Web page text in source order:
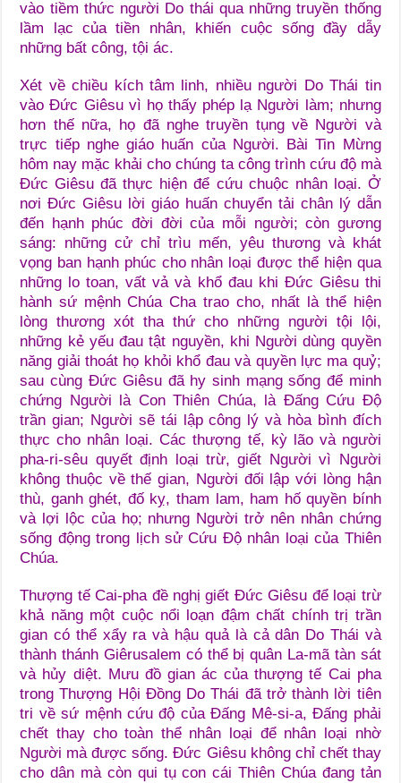
vào tiềm thức người Do thái qua những truyền thống
lầm lạc của tiền nhân, khiến cuộc sống đầy dẫy
những bất công, tội ác.
Xét về chiều kích tâm linh, nhiều người Do Thái tin
vào Đức Giêsu vì họ thấy phép lạ Người làm; nhưng
hơn thế nữa, họ đã nghe truyền tụng về Người và
trực tiếp nghe giáo huấn của Người. Bài Tin Mừng
hôm nay mặc khải cho chúng ta công trình cứu độ mà
Đức Giêsu đã thực hiện để cứu chuộc nhân loại. Ở
nơi Đức Giêsu lời giáo huấn chuyển tải chân lý dẫn
đến hạnh phúc đời đời của mỗi người; còn gương
sáng: những cử chỉ trìu mến, yêu thương và khát
vọng ban hạnh phúc cho nhân loại được thể hiện qua
những lo toan, vất vả và khổ đau khi Đức Giêsu thi
hành sứ mệnh Chúa Cha trao cho, nhất là thể hiện
lòng thương xót tha thứ cho những người tội lội,
những kẻ yếu đau tật nguyền, khi Người dùng quyền
năng giải thoát họ khỏi khổ đau và quyền lực ma quỷ;
sau cùng Đức Giêsu đã hy sinh mạng sống để minh
chứng Người là Con Thiên Chúa, là Đấng Cứu Độ
trần gian; Người sẽ tái lập công lý và hòa bình đích
thực cho nhân loại. Các thượng tế, kỳ lão và người
pha-ri-sêu quyết định loại trừ, giết Người vì Người
không thuộc về thế gian, Người đối lập với lòng hận
thù, ganh ghét, đố kỵ, tham lam, ham hố quyền bính
và lợi lộc của họ; nhưng Người trở nên nhân chứng
sống động trong lịch sử Cứu Độ nhân loại của Thiên
Chúa.
Thượng tế Cai-pha đề nghị giết Đức Giêsu để loại trừ
khả năng một cuộc nổi loạn đậm chất chính trị trần
gian có thể xẩy ra và hậu quả là cả dân Do Thái và
thành thánh Giêrusalem có thể bị quân La-mã tàn sát
và hủy diệt. Mưu đồ gian ác của thượng tế Cai pha
trong Thượng Hội Đồng Do Thái đã trở thành lời tiên
tri về sứ mệnh cứu độ của Đấng Mê-si-a, Đấng phải
chết thay cho toàn thể nhân loại để nhân loại nhờ
Người mà được sống. Đức Giêsu không chỉ chết thay
cho dân mà còn qui tụ con cái Thiên Chúa đang tản